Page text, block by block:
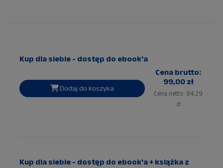
Kup dla siebie - dostęp do ebook'a
Dodaj do koszyka
Cena brutto:
99,00 zł
Cena netto: 94,29
zł
Kup dla siebie - dostęp do ebook'a + książka z